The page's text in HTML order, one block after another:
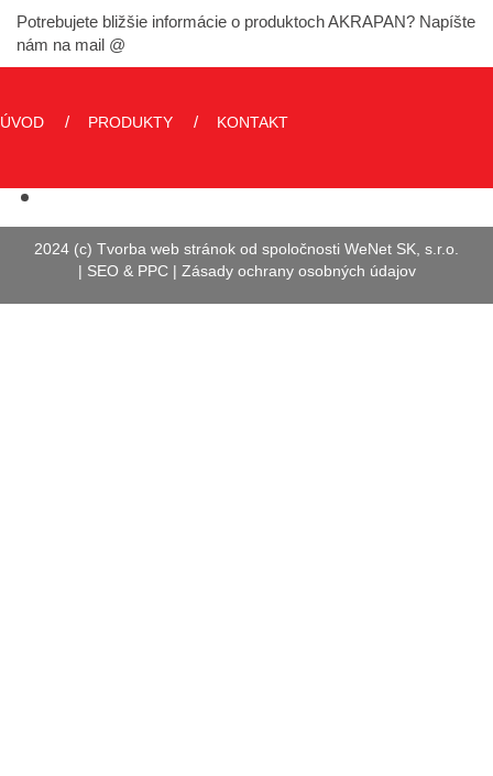
Potrebujete bližšie informácie o produktoch AKRAPAN? Napíšte
nám na mail @
ÚVOD PRODUKTY KONTAKT
2024 (c) Tvorba web stránok od spoločnosti WeNet SK, s.r.o.
| SEO & PPC| Zásady ochrany osobných údajov